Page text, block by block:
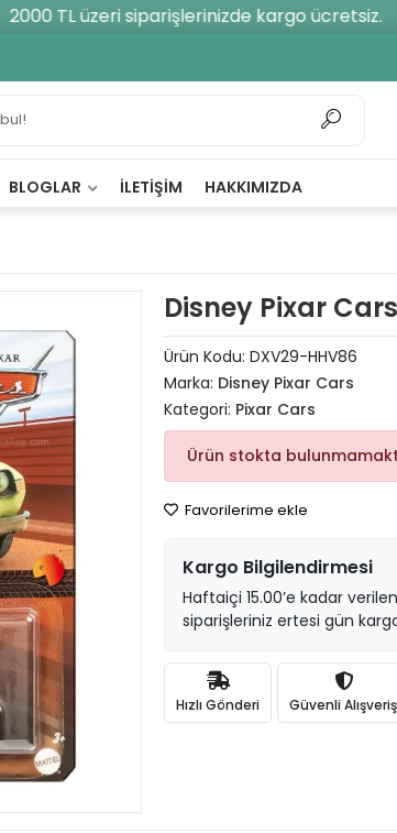
2000 TL üzeri siparişlerinizde kargo ücretsiz.
BLOGLAR İLETIŞIM HAKKIMIZDA
Disney Pixar
Ürün Kodu: DXV29-HHV86
Marka: Disney Pixar Cars
Kategori: Pixar Cars
Ürün stokta
Favorilerime ekle
Kargo Bilgilendirmesi
Haftaiçi 15.00’e kadar
siparişleriniz ertesi gün
Hızlı Gönderi Güvenli Alışveriş